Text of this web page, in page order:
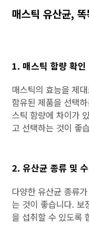
매스틱 유산균,
1. 매스틱 함량 확인
매스틱의 효능을 제
함유된 제품을 선택
스틱 함량에 차이가
고 선택하는 것이 좋
2. 유산균 종류 및
다양한 유산균 종류
는 것이 좋습니다. 보
을 섭취할 수 있도록